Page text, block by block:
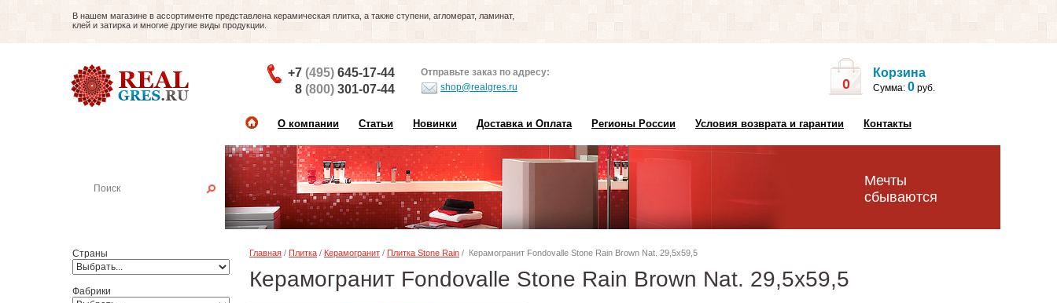
В нашем магазине в ассортименте представлена керамическая плитка, а также ступени, агломерат, ламинат,
клей и затирка и многие другие виды продукции.
+7 (495) 645-17-44
8 (800) 301-07-44
Отправьте заказ по адресу:
shop@realgres.ru
0
Корзина
Сумма: 0 руб.
О компании Статьи Новинки Доставка и Оплата Регионы России Условия возврата и гарантии Контакты
Мечты
сбываются
Страны
Фабрики
Главная / Плитка / Керамогранит / Плитка Stone Rain / Керамогранит Fondovalle Stone Rain Brown Nat. 29,5x59,5
Керамогранит Fondovalle Stone Rain Brown Nat. 29,5x59,5